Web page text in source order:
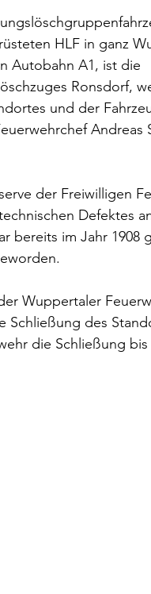
HLF in ganz
Autobahn A1, ist die
Ronsdorf,
und der
Andreas
der Freiwilligen
Defektes
bereits im Jahr 1908
Wuppertaler
Schließung des
die Schließung